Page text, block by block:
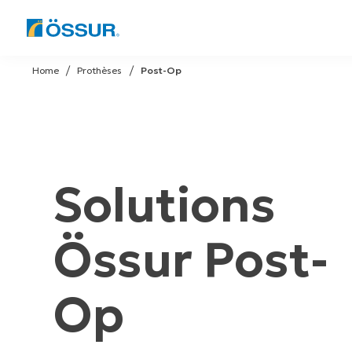
Skip
to
Post-Op
Prothèses
Home
Solutions
Össur Post-
Op